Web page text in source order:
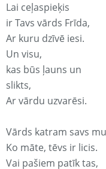
Lai ceļaspieķis
ir Tavs vārds Frīda,
Ar kuru dzīvē iesi.
Un visu,
kas būs ļauns un
slikts,
Ar vārdu uzvarēsi.
Vārds katram savs
Ko māte, tēvs ir licis.
Vai pašiem patīk tas,